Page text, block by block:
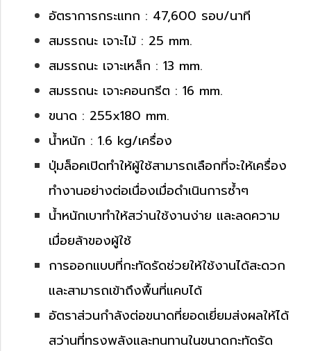
อัตราการกระแทก : 47,600 รอบ/นาที
สมรรถนะ เจาะไม้ : 25 mm.
สมรรถนะ เจาะเหล็ก : 13 mm.
สมรรถนะ เจาะคอนกรีต : 16 mm.
ขนาด : 255x180 mm.
น้ำหนัก : 1.6 kg/เครื่อง
ปุ่มล็อคเปิดทำให้ผู้ใช้สามารถเลือกที่จะให้เครื่อง
ทำงานอย่างต่อเนื่องเมื่อดำเนินการซ้ำๆ
น้ำหนักเบาทำให้สว่านใช้งานง่าย และลดความ
เมื่อยล้าของผู้ใช้
การออกแบบที่กะทัดรัดช่วยให้ใช้งานได้สะดวก
และสามารถเข้าถึงพื้นที่แคบได้
อัตราส่วนกำลังต่อขนาดที่ยอดเยี่ยมส่งผลให้ได้
สว่านที่ทรงพลังและทนทานในขนาดกะทัดรัด